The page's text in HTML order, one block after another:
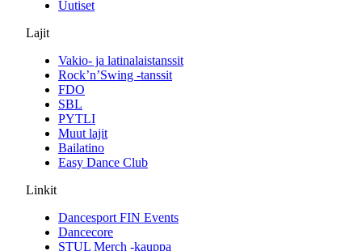
Uutiset
Lajit
Vakio- ja latinalaistanssit
Rock’n’Swing -tanssit
FDO
SBL
PYTLI
Muut lajit
Bailatino
Easy Dance Club
Linkit
Dancesport FIN Events
Dancecore
STUL Merch -kauppa